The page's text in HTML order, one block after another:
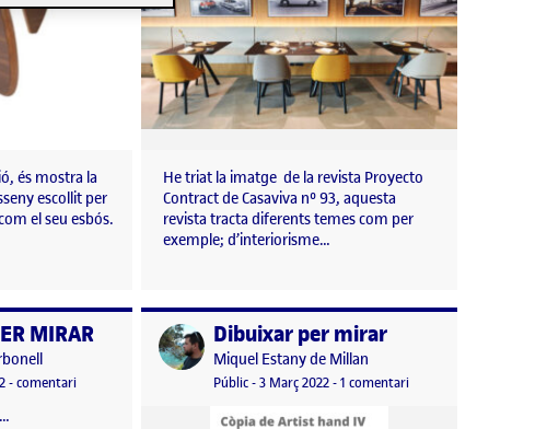
és mostra la
escollit per
el seu esbós.
He triat la imatge de la revista Proyecto
Contract de Casaviva nº 93, aquesta
revista tracta diferents temes com per
exemple; d’interiorisme…
MIRAR
-comentariel DIBUIXAR PER MIRAR
Publicat perDibuixar per mirar
Publicat per
Miquel Estany de Millan
Visibilitat:
Públic-Data de publicació
3 Març 20223 març, 2022 7:44 am
-1 comentaria Dibuixar per mirar